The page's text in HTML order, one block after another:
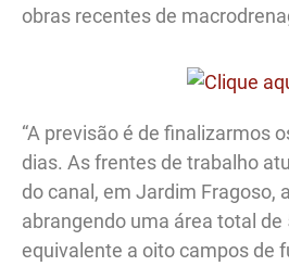
obras recentes de
“A previsão é de finalizarmos
dias. As frentes de trabalho
do canal, em Jardim Fragoso,
abrangendo uma área total de
equivalente a oito campos de